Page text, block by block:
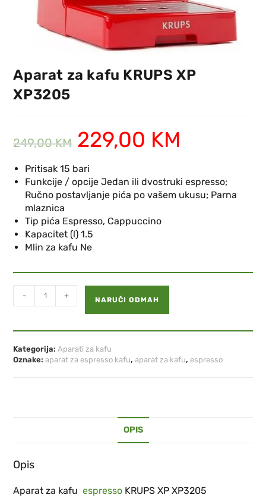
Aparat za kafu KRUPS XP
XP3205
249,00KM 229,00 KM
Pritisak 15 bari
Funkcije / opcije Jedan ili dvostruki espresso;
Ručno postavljanje pića po vašem ukusu; Parna
mlaznica
Tip pića Espresso, Cappuccino
Kapacitet (l) 1.5
Mlin za kafu Ne
- + NARUČI ODMAH
Kategorija:Aparati za kafu
Oznake:aparat za espresso kafu,aparat za kafu,espresso
OPIS
Opis
Aparat za kafuespresso KRUPS XP XP3205